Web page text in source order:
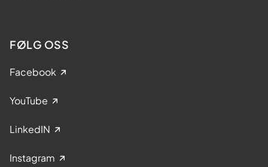
FØLG OSS
Facebook
YouTube
LinkedIN
Instagram